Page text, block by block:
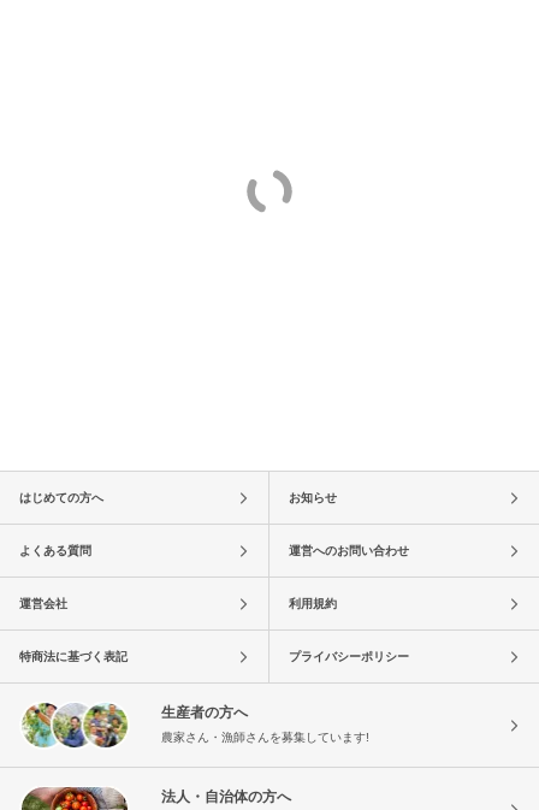
はじめての方へ お知らせ
よくある質問 運営へのお問い合わせ
運営会社 利用規約
特商法に基づく表記 プライバシーポリシー
生産者の方へ
農家さん・漁師さんを募集しています!
法人・自治体の方へ